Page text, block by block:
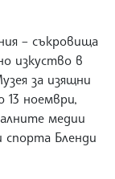
– съкровища
изкуство в
за изящни
ноември,
медии
Бленди